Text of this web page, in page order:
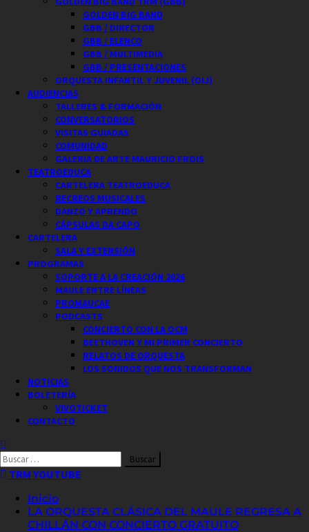
GOLDEN BIG BAND
GBB / DIRECTOR
GBB / ELENCO
GBB / MULTIMEDIA
GBB / PRESENTACIONES
ORQUESTA INFANTIL Y JUVENIL (OIJ)
AUDIENCIAS
TALLERES & FORMACIÓN
CONVERSATORIOS
VISITAS GUIADAS
COMUNIDAD
GALERIA DE ARTE MAURICIO FROIS
TEATROEDUCA
CARTELERA TEATROEDUCA
RECREOS MUSICALES
DANZO Y APRENDO
CÁPSULAS DA CAPO
CARTELERA
SALA Y EXTENSIÓN
PROGRAMAS
SOPORTE A LA CREACIÓN 2026
MAULE ENTRE LÍNEAS
PROMAUCAE
PODCASTS
CONCIERTO CON LA OCM
BEETHOVEN Y MI PRIMER CONCIERTO
RELATOS DE ORQUESTA
LOS SONIDOS QUE NOS TRANSFORMAN
NOTICIAS
BOLETERÍA
VIVOTICKET
CONTACTO
Buscar
por:TRM YOUTUBE
Inicio
LA ORQUESTA CLÁSICA DEL MAULE REGRESA A
CHILLÁN CON CONCIERTO GRATUITO